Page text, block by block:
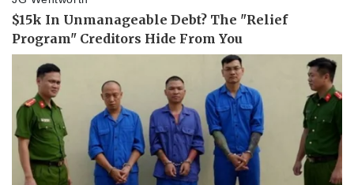
Thể thao
Bóng đá
Lịch thi đấu bóng đá
Thế giới thể thao
eSports
Hậu trường
Ô tô - Xe máy
Ô tô
Xe máy
Tư vấn